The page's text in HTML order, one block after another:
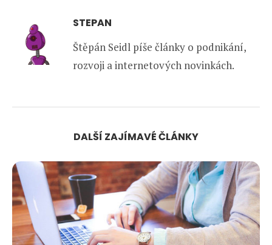
STEPAN
Štěpán Seidl píše články o podnikání,
rozvoji a internetových novinkách.
DALŠÍ ZAJÍMAVÉ ČLÁNKY